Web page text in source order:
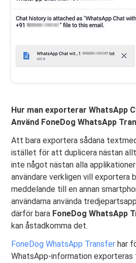
Hur man exporterar WhatsApp
Använd FoneDog WhatsApp
Att bara exportera sådana
istället för att duplicera nästan
inte något nästan alla
användare verkligen vill exportera
meddelande till en annan
användarna använda
därför bara FoneDog WhatsApp
kan åstadkomma det.
FoneDog WhatsApp Transferhar
WhatsApp-information exporteras